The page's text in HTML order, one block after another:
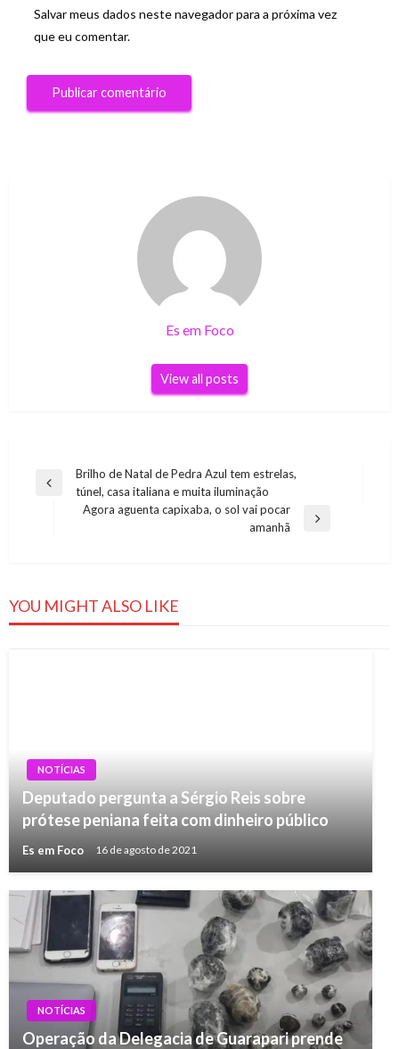
Salvar meus dados neste navegador para a próxima vez
que eu comentar.
Es em Foco
View all posts
Navegação
Previous
Brilho de Natal de Pedra Azul tem estrelas,
túnel, casa italiana e muita iluminação
Agora aguenta capixaba, o sol vai pocar
amanhã
YOU MIGHT ALSO LIKE
NOTÍCIAS
Deputado pergunta a Sérgio Reis sobre
prótese peniana feita com dinheiro público
Es em Foco 16 de agosto de 2021
NOTÍCIAS
Operação da Delegacia de Guarapari prende